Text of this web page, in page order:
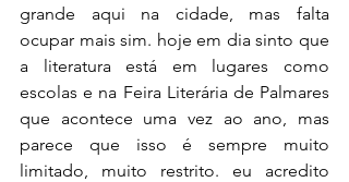
grande aqui na cidade, mas falta
ocupar mais sim. hoje em dia sinto que
a literatura está em lugares como
escolas e na Feira Literária de Palmares
que acontece uma vez ao ano, mas
parece que isso é sempre muito
limitado, muito restrito. eu acredito